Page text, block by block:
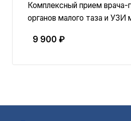
Комплексный прием врача-
органов малого таза и
9 900 ₽